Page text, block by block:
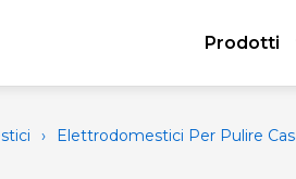
Prodotti
› Elettrodomestici Per Pulire